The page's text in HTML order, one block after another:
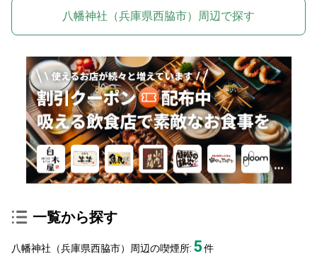
八幡神社（兵庫県西脇市）周辺で探す
一覧から探す
八幡神社（兵庫県西脇市）周辺の喫煙所: 5件